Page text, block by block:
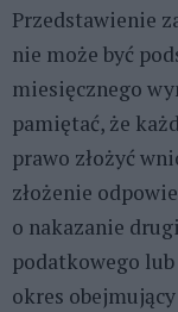
Przedstawienie
nie może być
miesięcznego
pamiętać, że
prawo złożyć
złożenie
o nakazanie
podatkowego
okres